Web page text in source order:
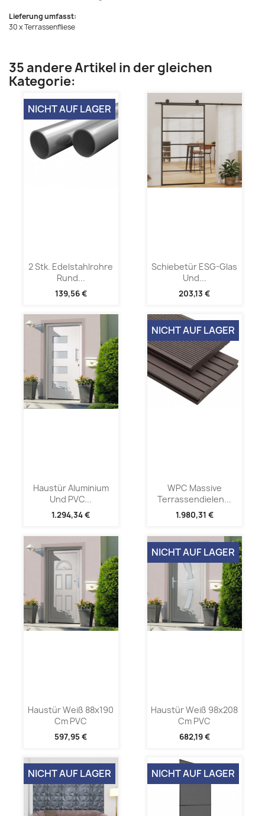
Lieferung umfasst:
30 x Terrassenfliese
35 andere Artikel in der gleichen
Kategorie:
2 Stk. Edelstahlrohre
Rund...
139,56 €
NICHT AUF LAGER
Schiebetür ESG-Glas
Und...
203,13 €
Haustür Aluminium
Und PVC...
1.294,34 €
WPC Massive
Terrassendielen...
1.980,31 €
NICHT AUF LAGER
Haustür Weiß 88x190
Cm PVC
597,95 €
Haustür Weiß 98x208
Cm PVC
682,19 €
NICHT AUF LAGER
NICHT AUF LAGER NICHT AUF LAGER